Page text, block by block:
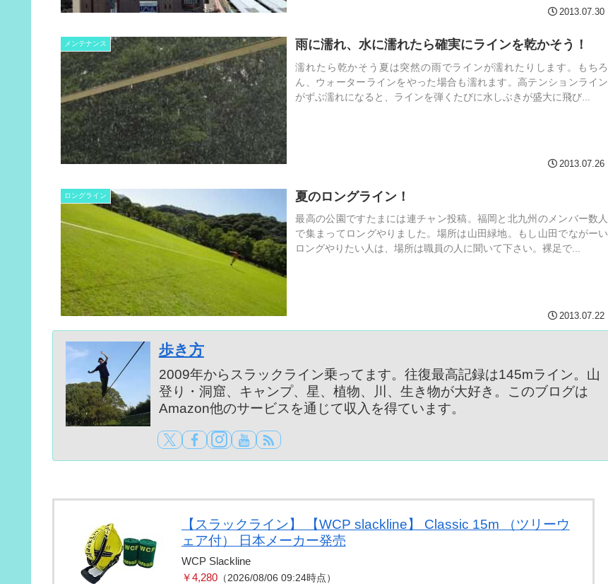
2013.07.30
メンテナンス 雨に濡れ、水に濡れたら確実にラインを乾かそう！
濡れたら乾かそう夏は突然の雨でラインが濡れたりします。もちろ
ん、ウォーターラインをやった場合も濡れます。高テンションライン
がずぶ濡れになると、ラインを弾くたびに水しぶきが盛大に飛び...
2013.07.26
ロングライン 夏のロングライン！
最高の公園ですたまには連チャン投稿。福岡と北九州のメンバー数人
で集まってロングやりました。場所は山田緑地。もし山田でながーい
ロングやりたい人は、場所は職員の人に聞いて下さい。裸足で...
2013.07.22
歩き方
2009年からスラックライン乗ってます。往復最高記録は145mライン。山
登り・洞窟、キャンプ、星、植物、川、生き物が大好き。このブログは
Amazon他のサービスを通じて収入を得ています。
【スラックライン】 【WCP slackline】 Classic 15m （ツリーウ
ェア付） 日本メーカー発売
WCP Slackline
￥4,280（2026/08/06 09:24時点）